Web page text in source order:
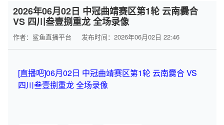
2026年06月02日 中冠曲靖赛区第1轮 云南爨合
VS 四川叁壹捌重龙 全场录像
作者：鲨鱼直播平台 发布时间：2026年06月02日 22:46
[直播吧]06月02日 中冠曲靖赛区第1轮 云南爨合 VS
四川叁壹捌重龙 全场录像